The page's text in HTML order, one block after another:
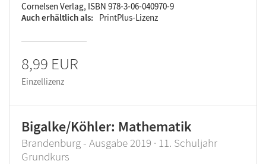
Cornelsen Verlag, ISBN 978-3-06-040970-9
Auch erhältlich als
PrintPlus-Lizenz
8,99 EUR
Einzellizenz
Bigalke/Köhler: Mathematik
Brandenburg - Ausgabe 2019 · 11. Schuljahr
Grundkurs